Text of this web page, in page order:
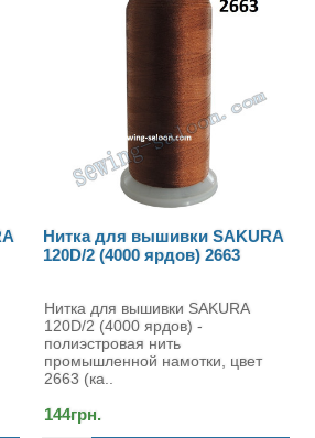
Нитка для вышивки SAKURA
120D/2 (4000 ярдов) 2663
Нитка для вышивки SAKURA
120D/2 (4000 ярдов) -
полиэстровая нить
промышленной намотки, цвет
2663 (ка..
144грн.